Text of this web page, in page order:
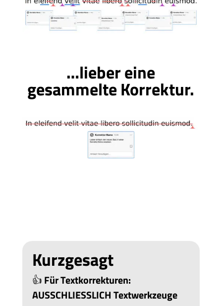
…lieber eine
gesammelte Korrektur.
Kurzgesagt
👍Für Textkorrekturen:
AUSSCHLIESSLICH Textwerkzeuge